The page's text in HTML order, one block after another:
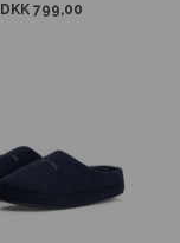
DKK 799,00